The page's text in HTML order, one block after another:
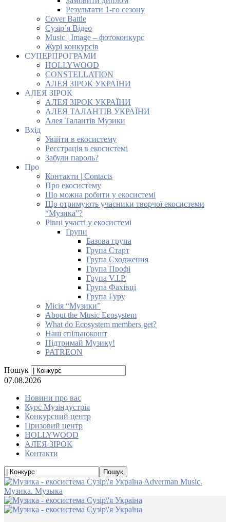
Результати 1-го сезону
Cover Battle
Сузір’я Відео
Music | Image – фотоконкурс
Журі конкурсів
СУПЕРПРОГРАМИ
HOLLYWOOD
CONSTELLATION
АЛЕЯ ЗІРОК УКРАЇНИ
АЛЕЯ ЗІРОК
АЛЕЯ ЗІРОК УКРАЇНИ
АЛЕЯ ТАЛАНТІВ УКРАЇНИ
Алея Талантів Музики
Вхід
Увійти в екосистему
Реєстрація в екосистемі
Забули пароль?
Про
Контакти | Contacts
Про екосистему
Що можна робити у екосистемі
Що отримують учасники творчої екосистеми
“Музика”?
Рівні участі у екосистемі
Групи
Базова група
Група Старт
Група Сходження
Група Профі
Група V.I.P.
Група Фахівці
Група Гуру
Місія “Музики”
About the Music Ecosystem
What do Ecosystem members get?
Наш спільнокошт
Підтримай Музику!
PATREON
Пошук
07.08.2026
Новини про вас
Курс Музіндустрія
Конкурсний центр
Призовий центр
HOLLYWOOD
АЛЕЯ ЗІРОК
Контакти
Adverman Music.
Музика. Музыка